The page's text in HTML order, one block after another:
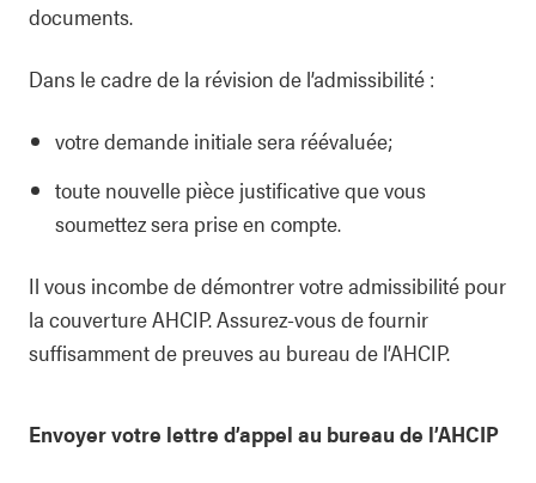
documents.
Dans le cadre de la révision de l’admissibilité :
votre demande initiale sera réévaluée;
toute nouvelle pièce justificative que vous
soumettez sera prise en compte.
Il vous incombe de démontrer votre admissibilité pour
la couverture AHCIP. Assurez-vous de fournir
suffisamment de preuves au bureau de l’AHCIP.
Envoyer votre lettre d’appel au bureau de l’AHCIP